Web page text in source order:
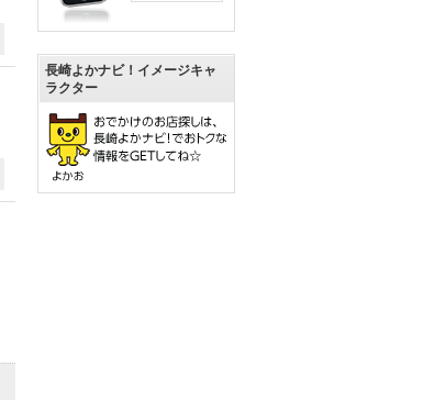
長崎よかナビ！イメージキャ
ラクター